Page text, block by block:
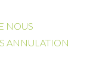
NOUS
ANNULATION